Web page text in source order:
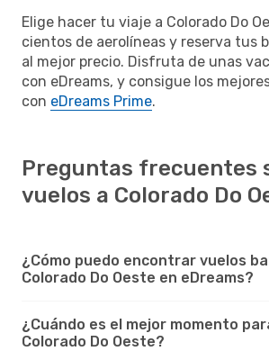
Elige hacer tu viaje a Colorado Do
cientos de aerolíneas y reserva tus
al mejor precio. Disfruta de unas
con eDreams, y consigue los
con eDreams Prime.
Preguntas frecuentes
vuelos a Colorado Do
¿Cómo puedo encontrar vuelos
Colorado Do Oeste en eDreams?
¿Cuándo es el mejor momento
Colorado Do Oeste?